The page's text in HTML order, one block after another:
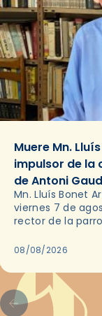
Muere Mn.
impulsor de la
de Antoni
Mn. Lluís Bonet
viernes 7 de
rector de la
08/08/2026